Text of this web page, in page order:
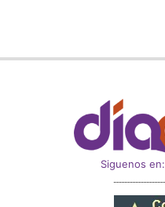
Siguenos en: